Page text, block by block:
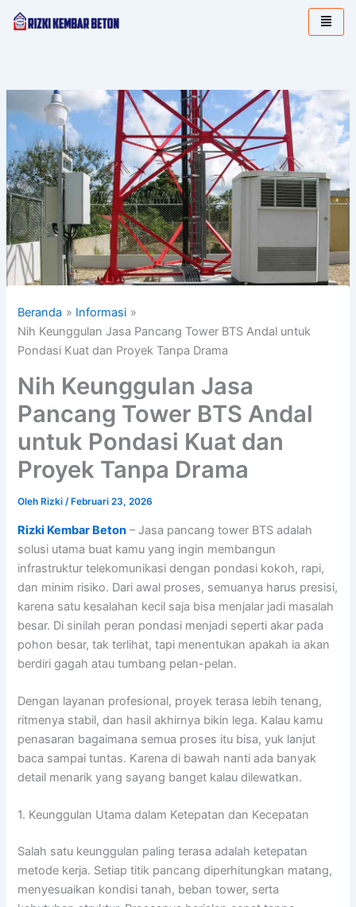
Lewati
Beranda
Informasi
Nih Keunggulan Jasa Pancang Tower BTS Andal untuk
Pondasi Kuat dan Proyek Tanpa Drama
Nih Keunggulan Jasa
Pancang Tower BTS Andal
untuk Pondasi Kuat dan
Proyek Tanpa Drama
Oleh Rizki/ Februari 23, 2026
Rizki Kembar Beton – Jasa pancang tower BTS adalah
solusi utama buat kamu yang ingin membangun
infrastruktur telekomunikasi dengan pondasi kokoh, rapi,
dan minim risiko. Dari awal proses, semuanya harus presisi,
karena satu kesalahan kecil saja bisa menjalar jadi masalah
besar. Di sinilah peran pondasi menjadi seperti akar pada
pohon besar, tak terlihat, tapi menentukan apakah ia akan
berdiri gagah atau tumbang pelan-pelan.
Dengan layanan profesional, proyek terasa lebih tenang,
ritmenya stabil, dan hasil akhirnya bikin lega. Kalau kamu
penasaran bagaimana semua proses itu bisa, yuk lanjut
baca sampai tuntas. Karena di bawah nanti ada banyak
detail menarik yang sayang banget kalau dilewatkan.
1. Keunggulan Utama dalam Ketepatan dan Kecepatan
Salah satu keunggulan paling terasa adalah ketepatan
metode kerja. Setiap titik pancang diperhitungkan matang,
menyesuaikan kondisi tanah, beban tower, serta